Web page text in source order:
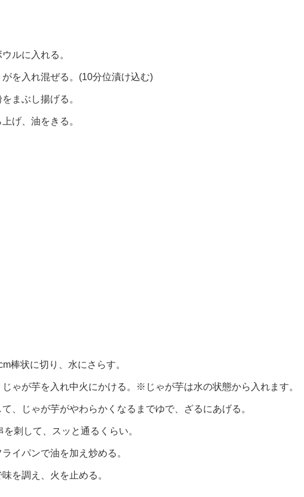
ルに入れる。
を入れ混ぜる。(10分位漬け込む)
まぶし揚げる。
げ、油をきる。
棒状に切り、水にさらす。
ゃが芋を入れ中火にかける。※じゃが芋は水の状態から入れます。
、じゃが芋がやわらかくなるまでゆで、ざるにあげる。
刺して、スッと通るくらい。
イパンで油を加え炒める。
を調え、火を止める。